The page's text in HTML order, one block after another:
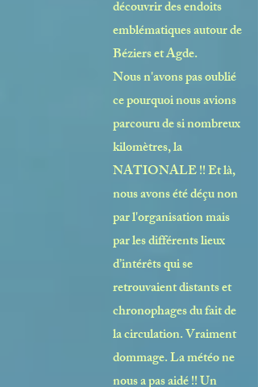
découvrir des endoits
emblématiques autour de
Béziers et Agde.
Nous n'avons pas oublié
ce pourquoi nous avions
parcouru de si nombreux
kilomètres, la
NATIONALE !! Et là,
nous avons été déçu non
par l'organisation mais
par les différents lieux
d’intérêts qui se
retrouvaient distants et
chronophages du fait de
la circulation. Vraiment
dommage. La météo ne